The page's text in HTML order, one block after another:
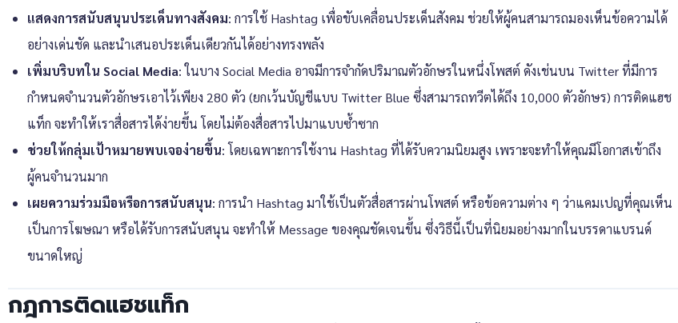
แสดงการสนับสนุนประเด็นทางสังคม: การใช้ Hashtag เพื่อขับเคลื่อนประเด็นสังคม ช่วยให้ผู้คนสามารถมองเห็นข้อความได้
อย่างเด่นชัด และนำเสนอประเด็นเดียวกันได้อย่างทรงพลัง
เพิ่มบริบทใน Social Media: ในบาง Social Media อาจมีการจำกัดปริมาณตัวอักษรในหนึ่งโพสต์ ดังเช่นบน Twitter ที่มีการ
กำหนดจำนวนตัวอักษรเอาไว้เพียง 280 ตัว (ยกเว้นบัญชีแบบ Twitter Blue ซึ่งสามารถทวีตได้ถึง 10,000 ตัวอักษร) การติดแฮช
แท็ก จะทำให้เราสื่อสารได้ง่ายขึ้น โดยไม่ต้องสื่อสารไปมาแบบซ้ำซาก
ช่วยให้กลุ่มเป้าหมายพบเจอง่ายขึ้น: โดยเฉพาะการใช้งาน Hashtag ที่ได้รับความนิยมสูง เพราะจะทำให้คุณมีโอกาสเข้าถึง
ผู้คนจำนวนมาก
เผยความร่วมมือหรือการสนับสนุน: การนำ Hashtag มาใช้เป็นตัวสื่อสารผ่านโพสต์ หรือข้อความต่าง ๆ ว่าแคมเปญที่คุณเห็น
เป็นการโฆษณา หรือได้รับการสนับสนุน จะทำให้ Message ของคุณชัดเจนขึ้น ซึ่งวิธีนี้เป็นที่นิยมอย่างมากในบรรดาแบรนด์
ขนาดใหญ่
กฎการติดแฮชแท็ก